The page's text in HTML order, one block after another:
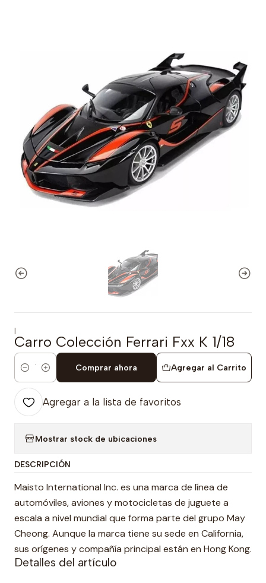
|
Carro Colección Ferrari Fxx K 1/18
Cantidad
Agregar al Carrito
Comprar ahora
Agregar a la lista de favoritos
Mostrar stock de ubicaciones
DESCRIPCIÓN
Maisto International Inc. es una marca de línea de
automóviles, aviones y motocicletas de juguete a
escala a nivel mundial que forma parte del grupo May
Cheong. Aunque la marca tiene su sede en California,
sus orígenes y compañía principal están en Hong Kong.
Detalles del artículo